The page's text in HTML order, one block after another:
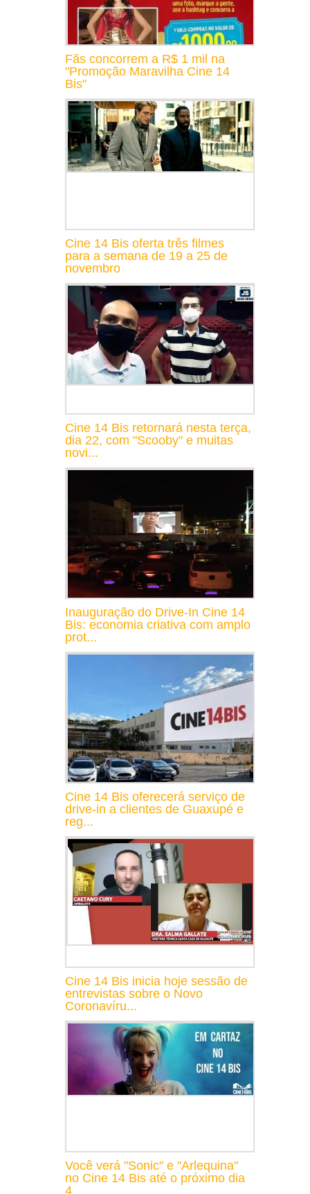
Fãs concorrem a R$ 1 mil na
"Promoção Maravilha Cine 14
Bis"
Cine 14 Bis oferta três filmes
para a semana de 19 a 25 de
novembro
Cine 14 Bis retornará nesta terça,
dia 22, com "Scooby" e muitas
novi...
Inauguração do Drive-In Cine 14
Bis: economia criativa com amplo
prot...
Cine 14 Bis oferecerá serviço de
drive-in a clientes de Guaxupé e
reg...
Cine 14 Bis inicia hoje sessão de
entrevistas sobre o Novo
Coronavíru...
Você verá "Sonic" e "Arlequina"
no Cine 14 Bis até o próximo dia
4